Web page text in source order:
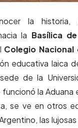
la historia,
la Basílica
Colegio Nacional
educativa laica
de la
la Aduana
se ve en otros
las